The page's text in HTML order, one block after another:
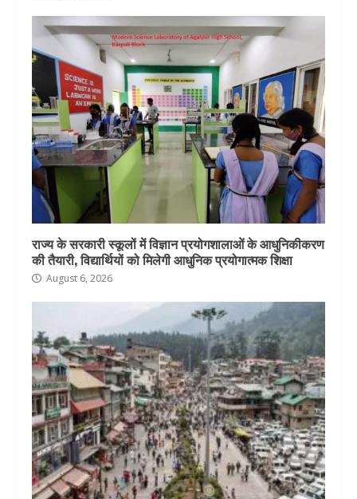
राज्य के सरकारी स्कूलों में विज्ञान प्रयोगशालाओं के आधुनिकीकरण
की तैयारी, विद्यार्थियों को मिलेगी आधुनिक प्रयोगात्मक शिक्षा
August 6, 2026